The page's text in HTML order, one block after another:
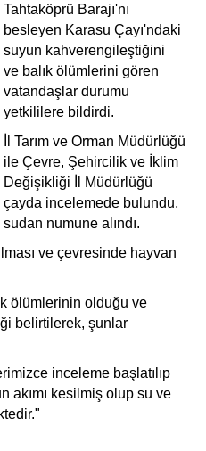
Tahtaköprü Barajı'nı
besleyen Karasu Çayı'ndaki
suyun kahverengileştiğini
ve balık ölümlerini gören
vatandaşlar durumu
yetkililere bildirdi.
İl Tarım ve Orman Müdürlüğü
ile Çevre, Şehircilik ve İklim
Değişikliği İl Müdürlüğü
çayda incelemede bulundu,
sudan numune alındı.
ve çevresinde hayvan
ölümlerinin olduğu ve
belirtilerek, şunlar
inceleme başlatılıp
akımı kesilmiş olup su ve